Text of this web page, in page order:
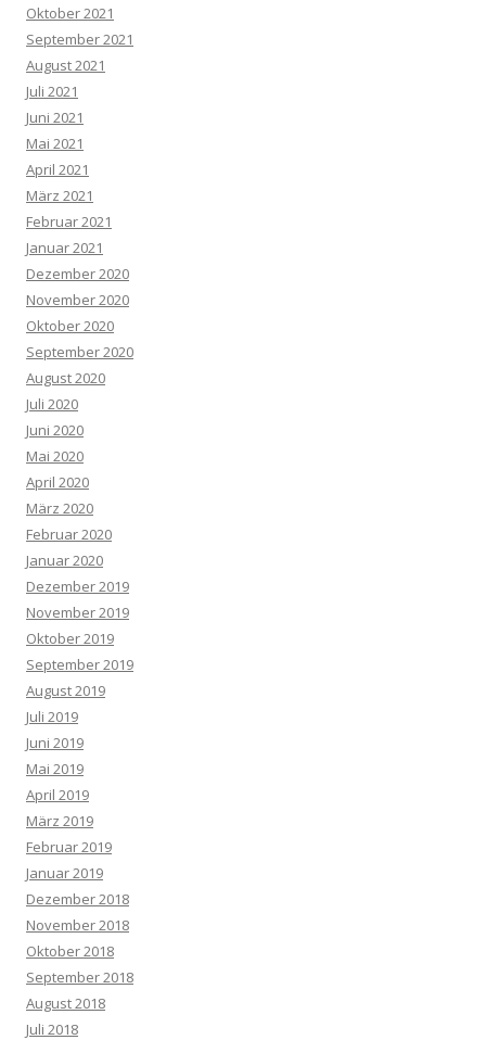
Oktober 2021
September 2021
August 2021
Juli 2021
Juni 2021
Mai 2021
April 2021
März 2021
Februar 2021
Januar 2021
Dezember 2020
November 2020
Oktober 2020
September 2020
August 2020
Juli 2020
Juni 2020
Mai 2020
April 2020
März 2020
Februar 2020
Januar 2020
Dezember 2019
November 2019
Oktober 2019
September 2019
August 2019
Juli 2019
Juni 2019
Mai 2019
April 2019
März 2019
Februar 2019
Januar 2019
Dezember 2018
November 2018
Oktober 2018
September 2018
August 2018
Juli 2018